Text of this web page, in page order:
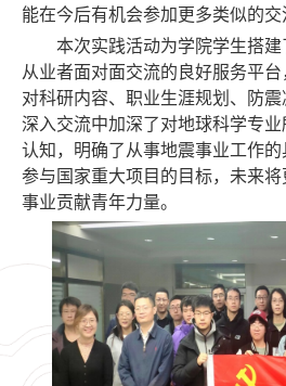
能在今后有机会参加更多类似的交
本次实践活动为学院学生搭
从业者面对面交流的良好服务平
对科研内容、职业生涯规划、防
深入交流中加深了对地球科学专
认知，明确了从事地震事业工作
参与国家重大项目的目标，未来
事业贡献青年力量。